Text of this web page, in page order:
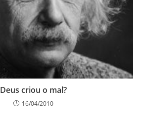
Deus criou o mal?
16/04/2010